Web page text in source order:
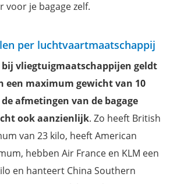
voor je bagage zelf.
per luchtvaartmaatschappij
bij vliegtuigmaatschappijen geldt
een maximum gewicht van 10
afmetingen van de bagage
ook aanzienlijk. Zo heeft British
van 23 kilo, heeft American
hebben Air France en KLM een
en hanteert China Southern